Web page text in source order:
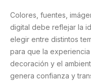
Colores, fuentes,
digital debe reflejar la
elegir entre distintos
para que la
decoración y el
genera confianza y